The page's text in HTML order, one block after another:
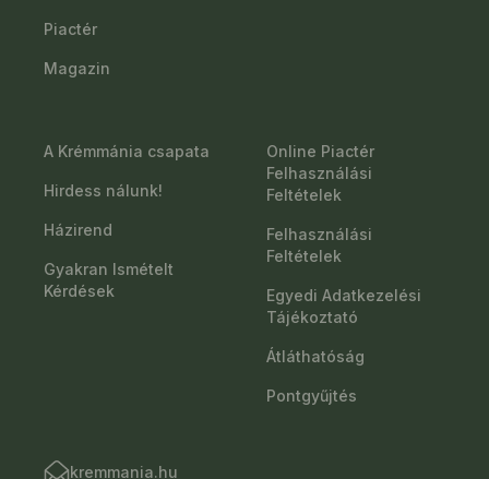
Piactér
Magazin
A Krémmánia csapata
Hirdess nálunk!
Házirend
Gyakran Ismételt
Kérdések
Online Piactér
Felhasználási
Feltételek
Felhasználási
Feltételek
Egyedi Adatkezelési
Tájékoztató
Átláthatóság
Pontgyűjtés
kremmania.hu